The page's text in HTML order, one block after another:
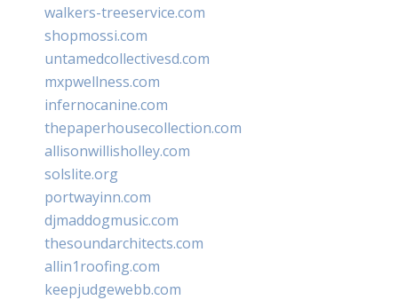
walkers-treeservice.com
shopmossi.com
untamedcollectivesd.com
mxpwellness.com
infernocanine.com
thepaperhousecollection.com
allisonwillisholley.com
solslite.org
portwayinn.com
djmaddogmusic.com
thesoundarchitects.com
allin1roofing.com
keepjudgewebb.com